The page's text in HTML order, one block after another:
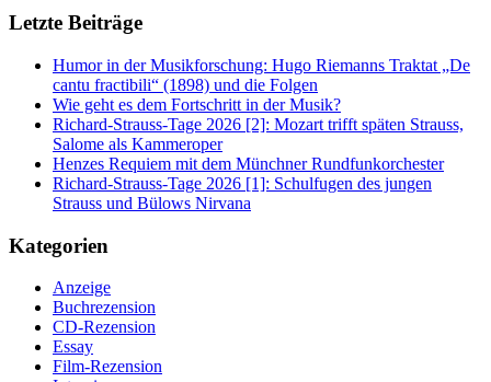
Letzte Beiträge
Humor in der Musikforschung: Hugo Riemanns Traktat „De
cantu fractibili“ (1898) und die Folgen
Wie geht es dem Fortschritt in der Musik?
Richard-Strauss-Tage 2026 [2]: Mozart trifft späten Strauss,
Salome als Kammeroper
Henzes Requiem mit dem Münchner Rundfunkorchester
Richard-Strauss-Tage 2026 [1]: Schulfugen des jungen
Strauss und Bülows Nirvana
Kategorien
Anzeige
Buchrezension
CD-Rezension
Essay
Film-Rezension